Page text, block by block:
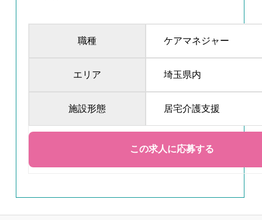
職種 ケアマネジャー
エリア 埼玉県内
施設形態 居宅介護支援